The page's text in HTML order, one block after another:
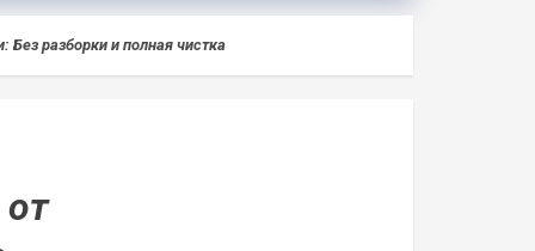
Без разборки и полная чистка